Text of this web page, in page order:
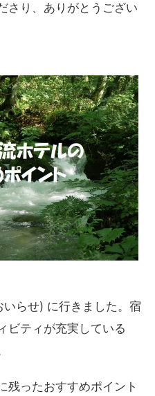
さり、ありがとうござい
らせ) に行きました。宿
ビティが充実している
残ったおすすめポイント